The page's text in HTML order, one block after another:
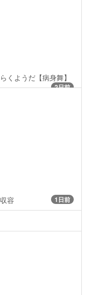
くようだ【病身舞】
2日前
容 1日前